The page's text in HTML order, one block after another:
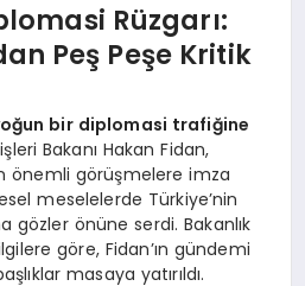
Rüzgarı:
Peş Peşe Kritik
bir diplomasi trafiğine
Bakanı Hakan Fidan,
önemli görüşmelere imza
meselelerde Türkiye’nin
gözler önüne serdi. Bakanlık
göre, Fidan’ın gündemi
masaya yatırıldı.